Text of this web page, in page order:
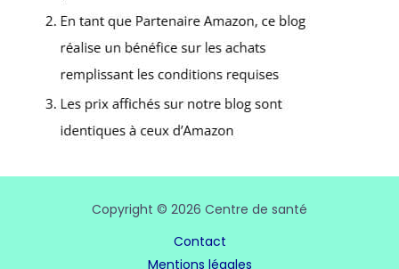
Copyright © 2026 Centre de santé
Contact
Mentions légales